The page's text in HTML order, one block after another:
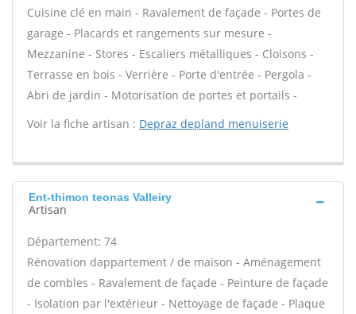
Cuisine clé en main - Ravalement de façade - Portes de
garage - Placards et rangements sur mesure -
Mezzanine - Stores - Escaliers métalliques - Cloisons -
Terrasse en bois - Verrière - Porte d'entrée - Pergola -
Abri de jardin - Motorisation de portes et portails -
Voir la fiche artisan : Depraz depland menuiserie
Ent-thimon teonas Valleiry
Artisan
Département: 74
Rénovation dappartement / de maison - Aménagement
de combles - Ravalement de façade - Peinture de façade
- Isolation par l'extérieur - Nettoyage de façade - Plaque